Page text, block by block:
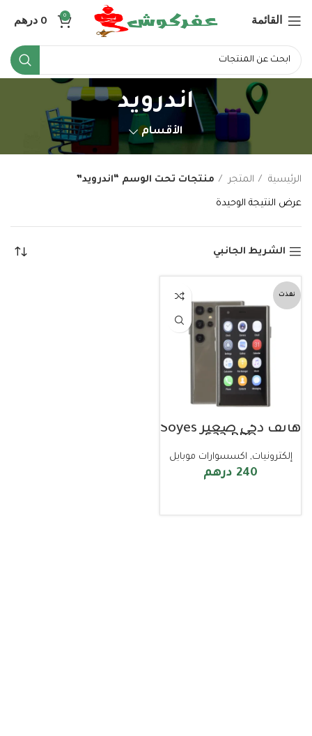
القائمة 0
0درهم
اندرويد
الأقسام
الرئيسية المتجر منتجات تحت الوسم “اندرويد”
عرض النتيجة الوحيدة
الشريط الجانبي
نفذت
هاتف ذكي صغير Soyes
S23 PRO
إلكترونيات, اكسسوارات موبايل
240 درهم